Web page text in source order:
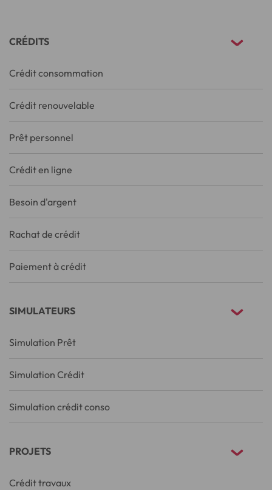
CRÉDITS
Crédit consommation
Crédit renouvelable
Prêt personnel
Crédit en ligne
Besoin d'argent
Rachat de crédit
Paiement à crédit
SIMULATEURS
Simulation Prêt
Simulation Crédit
Simulation crédit conso
PROJETS
Crédit travaux